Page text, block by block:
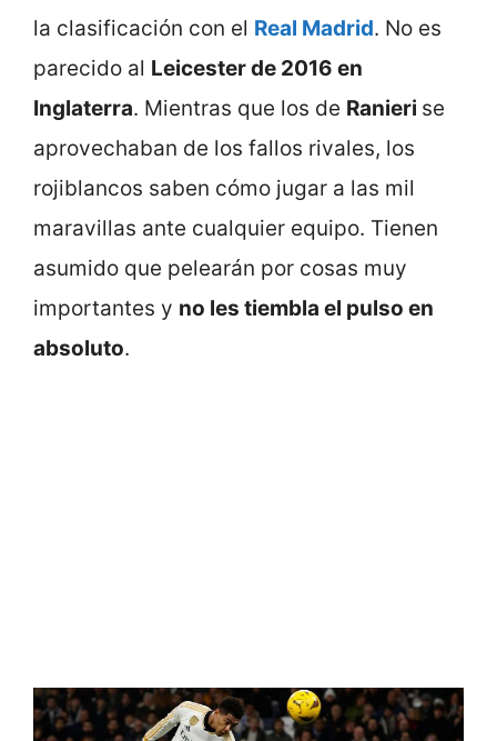
la clasificación con el Real Madrid. No es
parecido al Leicester de 2016 en
Inglaterra. Mientras que los de Ranieri se
aprovechaban de los fallos rivales, los
rojiblancos saben cómo jugar a las mil
maravillas ante cualquier equipo. Tienen
asumido que pelearán por cosas muy
importantes y no les tiembla el pulso en
absoluto.